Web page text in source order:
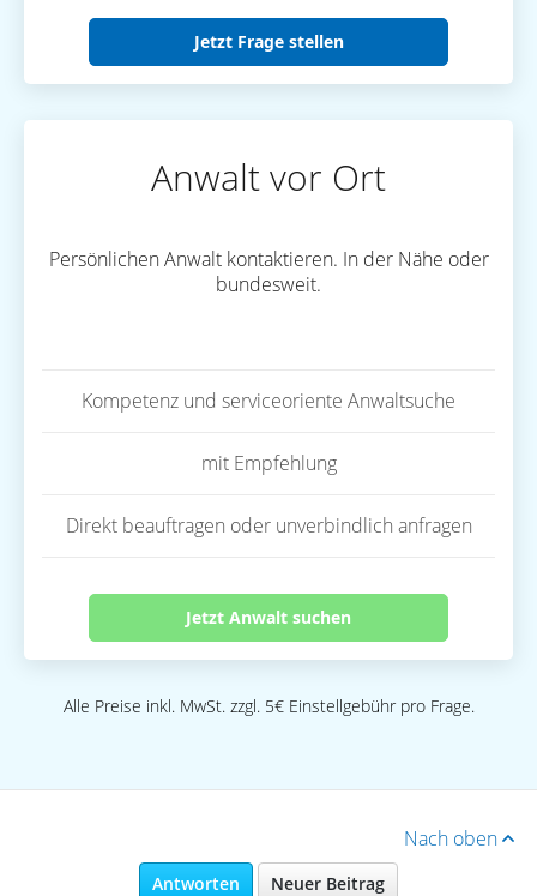
Jetzt Frage stellen
Anwalt vor Ort
Persönlichen Anwalt kontaktieren. In der Nähe oder
bundesweit.
Kompetenz und serviceoriente Anwaltsuche
mit Empfehlung
Direkt beauftragen oder unverbindlich anfragen
Jetzt Anwalt suchen
Alle Preise inkl. MwSt. zzgl. 5€ Einstellgebühr pro Frage.
Nach oben
Antworten Neuer Beitrag